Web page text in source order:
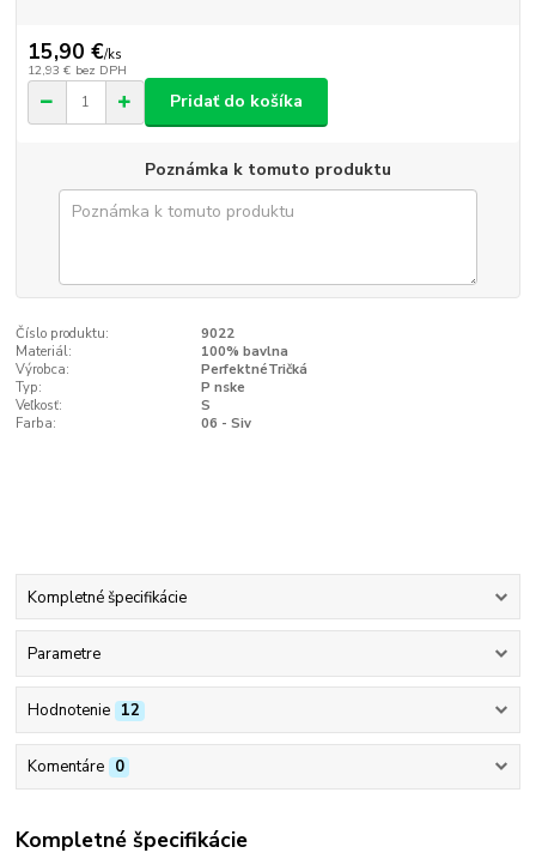
15,90 €/ks
12,93 € bez DPH
Pridať do košíka
Poznámka k tomuto produktu
Číslo produktu:
9022
Materiál:
100% bavlna
Výrobca:
PerfektnéTričká
Typ:
P nske
Veľkosť:
S
Farba:
06 - Siv
Kompletné špecifikácie
Parametre
Hodnotenie 12
Komentáre 0
Kompletné špecifikácie